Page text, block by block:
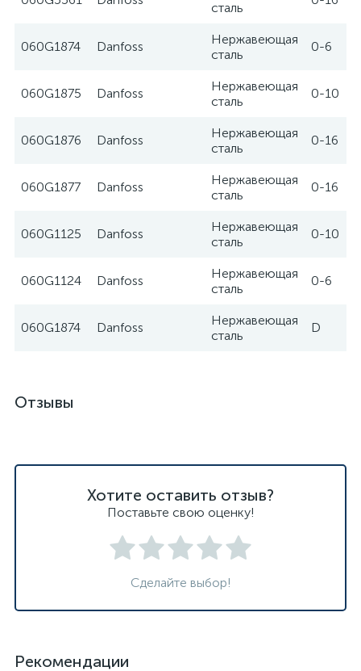
сталь
060G1874 Danfoss
Нержавеющая
сталь
0-6
060G1875 Danfoss
Нержавеющая
сталь
0-10
060G1876 Danfoss
Нержавеющая
сталь
0-16
060G1877 Danfoss
Нержавеющая
сталь
0-16
060G1125 Danfoss
Нержавеющая
сталь
0-10
060G1124 Danfoss
Нержавеющая
сталь
0-6
060G1874 Danfoss
Нержавеющая
сталь
D
Отзывы
Хотите оставить отзыв?
Поставьте свою оценку!
Сделайте выбор!
Рекомендации